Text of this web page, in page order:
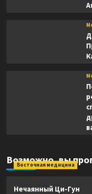
Возможно, вы
Восточная медицина
Нечаянный Ци-Гун